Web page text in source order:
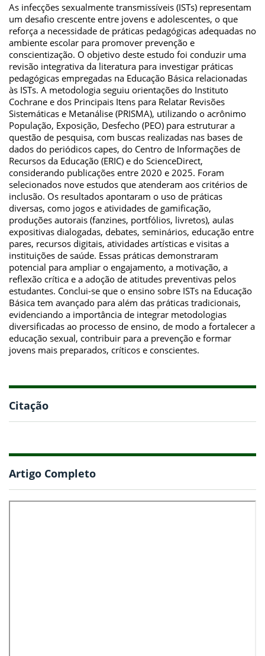
As infecções sexualmente transmissíveis (ISTs) representam
um desafio crescente entre jovens e adolescentes, o que
reforça a necessidade de práticas pedagógicas adequadas no
ambiente escolar para promover prevenção e
conscientização. O objetivo deste estudo foi conduzir uma
revisão integrativa da literatura para investigar práticas
pedagógicas empregadas na Educação Básica relacionadas
às ISTs. A metodologia seguiu orientações do Instituto
Cochrane e dos Principais Itens para Relatar Revisões
Sistemáticas e Metanálise (PRISMA), utilizando o acrônimo
População, Exposição, Desfecho (PEO) para estruturar a
questão de pesquisa, com buscas realizadas nas bases de
dados do periódicos capes, do Centro de Informações de
Recursos da Educação (ERIC) e do ScienceDirect,
considerando publicações entre 2020 e 2025. Foram
selecionados nove estudos que atenderam aos critérios de
inclusão. Os resultados apontaram o uso de práticas
diversas, como jogos e atividades de gamificação,
produções autorais (fanzines, portfólios, livretos), aulas
expositivas dialogadas, debates, seminários, educação entre
pares, recursos digitais, atividades artísticas e visitas a
instituições de saúde. Essas práticas demonstraram
potencial para ampliar o engajamento, a motivação, a
reflexão crítica e a adoção de atitudes preventivas pelos
estudantes. Conclui-se que o ensino sobre ISTs na Educação
Básica tem avançado para além das práticas tradicionais,
evidenciando a importância de integrar metodologias
diversificadas ao processo de ensino, de modo a fortalecer a
educação sexual, contribuir para a prevenção e formar
jovens mais preparados, críticos e conscientes.
Citação
Artigo Completo